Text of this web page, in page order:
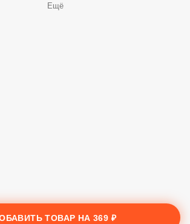
ТОВАР НА369 ₽